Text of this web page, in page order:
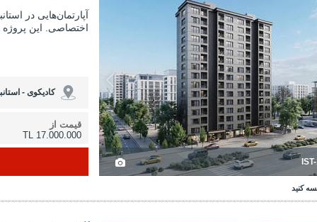
آپارتمان‌هایی در
اختصاصی. این پروژه
کادیکوی -
قیمت از
17.000.000 TL
کنید